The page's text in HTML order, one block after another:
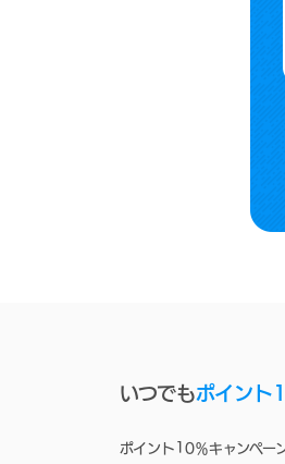
いつでもポイント
ポイント10％キャンペー